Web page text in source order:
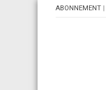
ABONNEMENT |